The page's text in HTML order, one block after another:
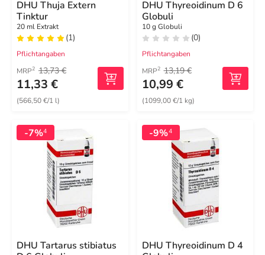
DHU Thuja Extern
Tinktur
20 ml Extrakt
(1)
Pflichtangaben
MRP2 13,73 €
11,33 €
(566,50 €/1 l)
DHU Thyreoidinum D 6
Globuli
10 g Globuli
(0)
Pflichtangaben
MRP2 13,19 €
10,99 €
(1099,00 €/1 kg)
-7%4
DHU Tartarus stibiatus
-9%4
DHU Thyreoidinum D 4